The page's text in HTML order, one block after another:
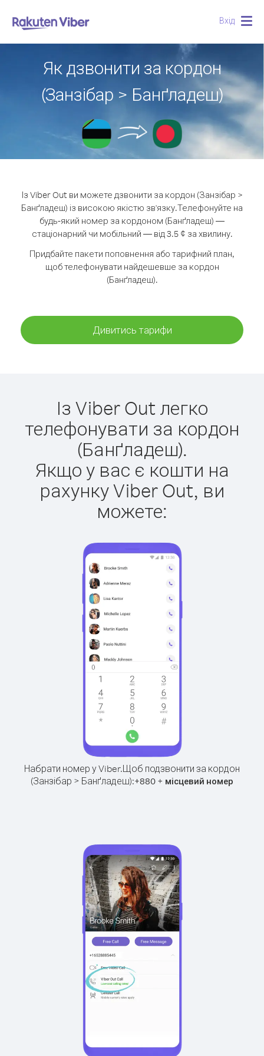
Вхід
Як дзвонити за кордон
(Занзібар > Банґладеш)
Із Viber Out ви можете дзвонити за кордон (Занзібар >
Банґладеш) із високою якістю зв'язку.Телефонуйте на
будь-який номер за кордоном (Банґладеш) —
стаціонарний чи мобільний — від 3.5 ¢ за хвилину.
Придбайте пакети поповнення або тарифний план,
щоб телефонувати найдешевше за кордон
(Банґладеш).
Дивитись тарифи
Із Viber Out легко
телефонувати за кордон
(Банґладеш).
Якщо у вас є кошти на
рахунку Viber Out, ви
можете:
Набрати номер у Viber.Щоб подзвонити за кордон
(Занзібар > Банґладеш):+880 + місцевий номер